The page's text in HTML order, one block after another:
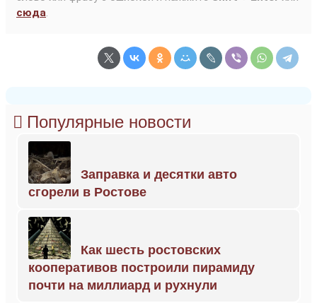
сюда.
Популярные новости
Заправка и десятки авто
сгорели в Ростове
Как шесть ростовских
кооперативов построили пирамиду
почти на миллиард и рухнули